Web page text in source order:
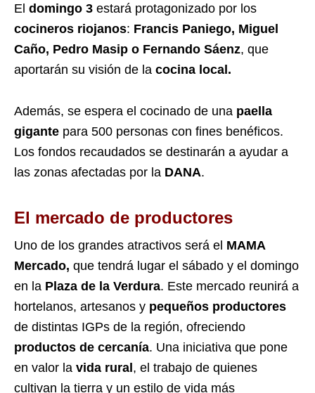
El domingo 3 estará protagonizado por los
cocineros riojanos: Francis Paniego, Miguel
Caño, Pedro Masip o Fernando Sáenz, que
aportarán su visión de la cocina local.
Además, se espera el cocinado de una paella
gigante para 500 personas con fines benéficos.
Los fondos recaudados se destinarán a ayudar a
las zonas afectadas por la DANA.
El mercado de productores
Uno de los grandes atractivos será el MAMA
Mercado, que tendrá lugar el sábado y el domingo
en la Plaza de la Verdura. Este mercado reunirá a
hortelanos, artesanos y pequeños productores
de distintas IGPs de la región, ofreciendo
productos de cercanía. Una iniciativa que pone
en valor la vida rural, el trabajo de quienes
cultivan la tierra y un estilo de vida más